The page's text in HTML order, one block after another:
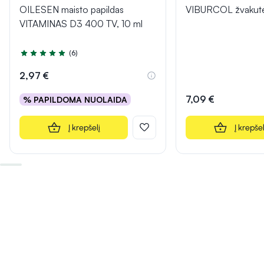
OILESEN maisto papildas
VITAMINAS D3 400 TV, 10 ml
Įvertinimas 4.8 iš 5
(6)
2,97 €
% PAPILDOMA NUOLAIDA
Į krepšelį
VIBURCOL
7,09 €
Į